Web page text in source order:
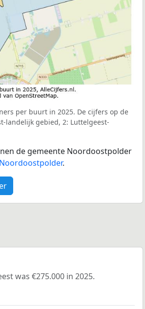
per buurt in 2025. De cijfers op de
landelijk gebied, 2: Luttelgeest-
de gemeente Noordoostpolder
.
was €275.000 in 2025.